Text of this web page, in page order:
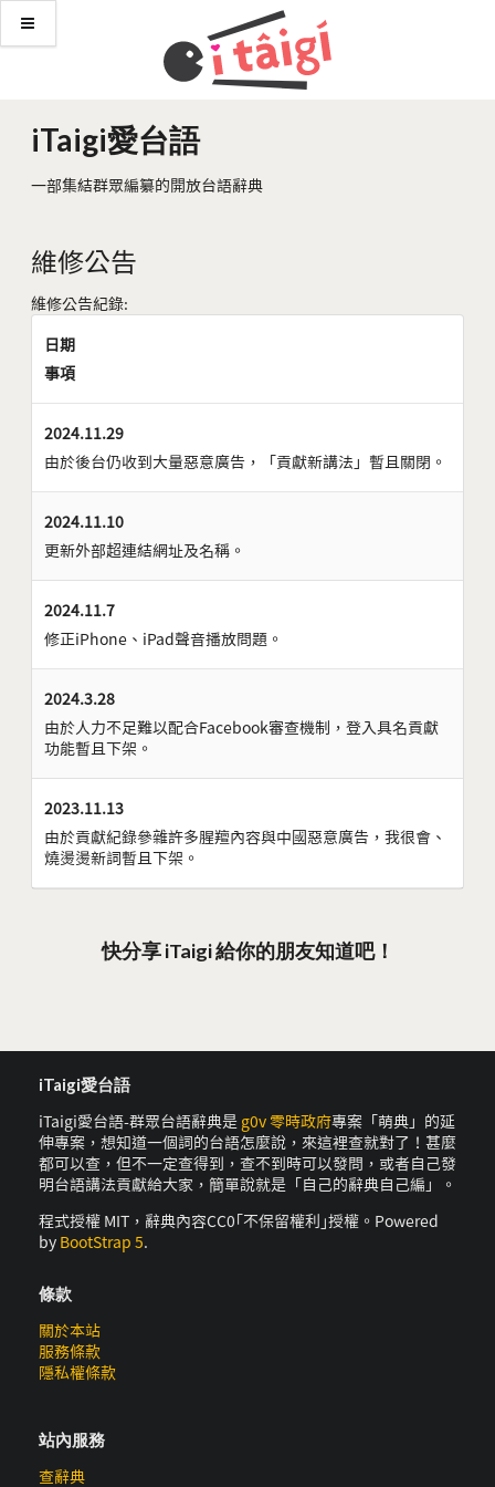
iTaigi愛台語
一部集結群眾編纂的開放台語辭典
維修公告
維修公告紀錄:
日期
事項
2024.11.29
由於後台仍收到大量惡意廣告，「貢獻新講法」暫且關閉。
2024.11.10
更新外部超連結網址及名稱。
2024.11.7
修正iPhone、iPad聲音播放問題。
2024.3.28
由於人力不足難以配合Facebook審查機制，登入具名貢獻
功能暫且下架。
2023.11.13
由於貢獻紀錄參雜許多腥羶內容與中國惡意廣告，我很會、
燒燙燙新詞暫且下架。
快分享 iTaigi 給你的朋友知道吧！
iTaigi愛台語
iTaigi愛台語-群眾台語辭典是 g0v 零時政府專案「萌典」的延
伸專案，想知道一個詞的台語怎麼說，來這裡查就對了！甚麼
都可以查，但不一定查得到，查不到時可以發問，或者自己發
明台語講法貢獻給大家，簡單說就是「自己的辭典自己編」。
程式授權 MIT，辭典內容CC0｢不保留權利｣授權。Powered
by BootStrap 5.
條款
關於本站
服務條款
隱私權條款
站內服務
查辭典